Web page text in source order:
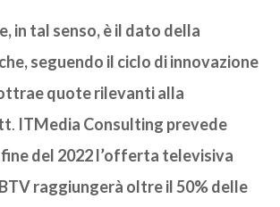
in tal senso, è il dato della
seguendo il ciclo di innovazione
quote rilevanti alla
. ITMedia Consulting prevede
del 2022 l’offerta televisiva
raggiungerà oltre il 50% delle